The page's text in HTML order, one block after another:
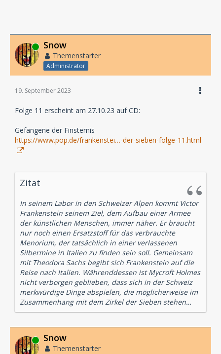
Online Snow
Themenstarter
Administrator
19. September 2023
Folge 11 erscheint am 27.10.23 auf CD:
Gefangene der Finsternis
https://www.pop.de/frankenstei…-der-sieben-folge-11.html
Zitat
In seinem Labor in den Schweizer Alpen kommt Victor
Frankenstein seinem Ziel, dem Aufbau einer Armee
der künstlichen Menschen, immer näher. Er braucht
nur noch einen Ersatzstoff für das verbrauchte
Menorium, der tatsächlich in einer verlassenen
Silbermine in Italien zu finden sein soll. Gemeinsam
mit Theodora Sachs begibt sich Frankenstein auf die
Reise nach Italien. Währenddessen ist Mycroft Holmes
nicht verborgen geblieben, dass sich in der Schweiz
merkwürdige Dinge abspielen, die möglicherweise im
Zusammenhang mit dem Zirkel der Sieben stehen…
Online Snow
Themenstarter